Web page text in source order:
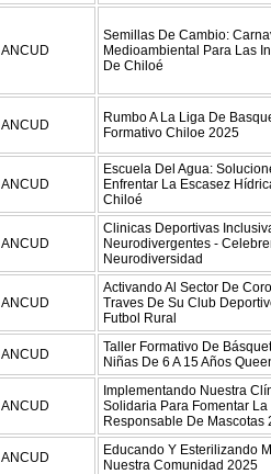
ANCUD
Semillas De Cambio:
Medioambiental Para Las
De Chiloé
ANCUD
Rumbo A La Liga De
Formativo Chiloe 2025
ANCUD
Escuela Del Agua:
Enfrentar La Escasez
Chiloé
ANCUD
Clinicas Deportivas
Neurodivergentes -
Neurodiversidad
ANCUD
Activando Al Sector De
Traves De Su Club
Futbol Rural
ANCUD
Taller Formativo De
Niñas De 6 A 15 Años
ANCUD
Implementando Nuestra
Solidaria Para Fomentar La
Responsable De Mascotas
ANCUD
Educando Y Esterilizando
Nuestra Comunidad 2025